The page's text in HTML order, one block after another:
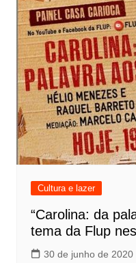
Cultura e lazer
“Carolina: da
tema da Flup
30 de junho de 2020